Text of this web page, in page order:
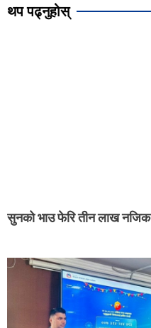
थप पढ्नुहोस्
सुनको भाउ फेरि तीन लाख नजिक